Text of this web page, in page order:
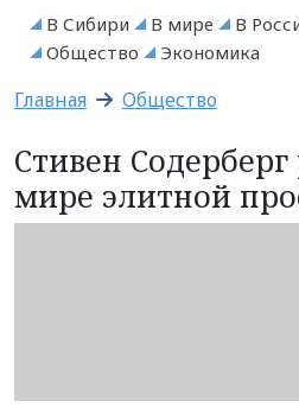
В Сибири В мире В
Общество
Экономика
Главная Общество
Стивен Содерберг
мире элитной